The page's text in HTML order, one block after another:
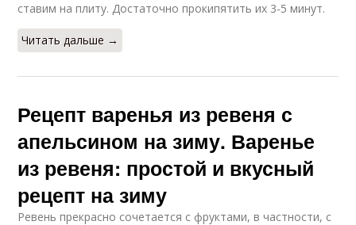
ставим на плиту. Достаточно прокипятить их 3-5 минут.
Читать дальше →
Рецепт варенья из ревеня с
апельсином на зиму. Варенье
из ревеня: простой и вкусный
рецепт на зиму
Ревень прекрасно сочетается с фруктами, в частности, с